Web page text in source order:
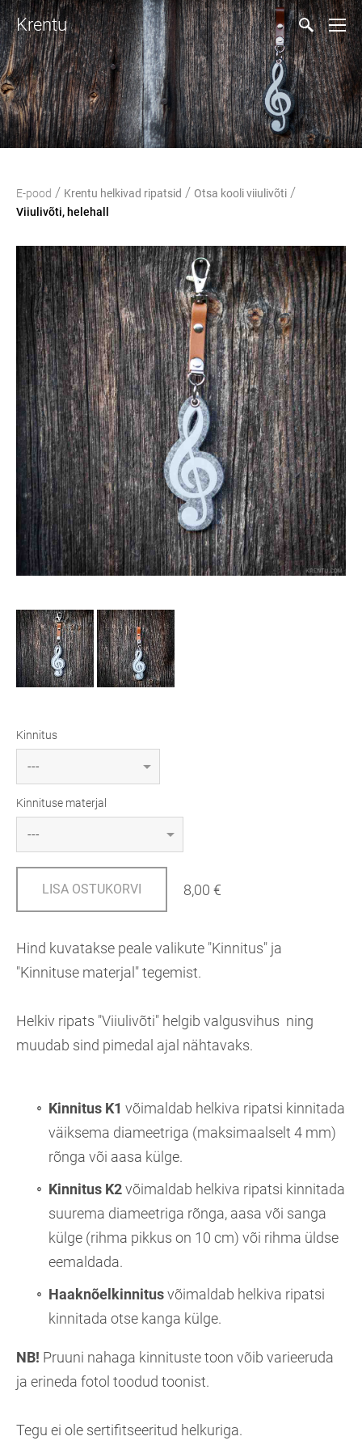
Krentu
E-pood / Krentu helkivad ripatsid / Otsa kooli viiulivõti /
Viiulivõti, helehall
Kinnitus
Kinnituse materjal
LISA OSTUKORVI 8,00 €
Hind kuvatakse peale valikute "Kinnitus" ja
"Kinnituse materjal" tegemist.
Helkiv ripats "Viiulivõti" helgib valgusvihus ning
muudab sind pimedal ajal nähtavaks.
Kinnitus K1 võimaldab helkiva ripatsi kinnitada
väiksema diameetriga (maksimaalselt 4 mm)
rõnga või aasa külge.
Kinnitus K2võimaldab helkiva ripatsi kinnitada
suurema diameetriga rõnga, aasa või sanga
külge (rihma pikkus on 10 cm) või rihma üldse
eemaldada.
Haaknõelkinnitusvõimaldab helkiva ripatsi
kinnitada otse kanga külge.
NB! Pruuni nahaga kinnituste toon võib varieeruda
ja erineda fotol toodud toonist.
Tegu ei ole sertifitseeritud helkuriga.